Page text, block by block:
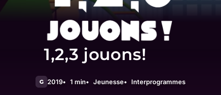
1,2,3 jouons!
G 2019 1 min Jeunesse Interprogrammes